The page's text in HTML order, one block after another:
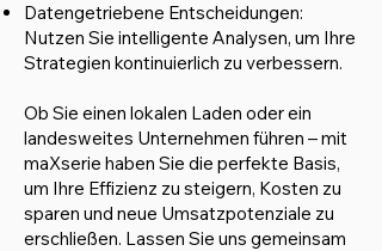
Datengetriebene Entscheidungen:
Nutzen Sie intelligente Analysen, um Ihre
Strategien kontinuierlich zu verbessern.
Ob Sie einen lokalen Laden oder ein
landesweites Unternehmen führen – mit
maXserie haben Sie die perfekte Basis,
um Ihre Effizienz zu steigern, Kosten zu
sparen und neue Umsatzpotenziale zu
erschließen. Lassen Sie uns gemeinsam